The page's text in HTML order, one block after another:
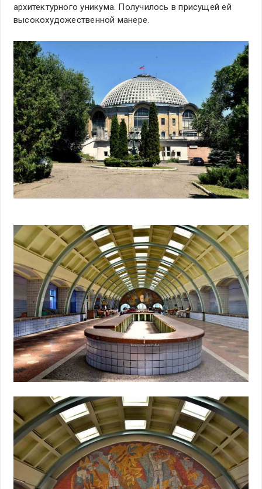
архитектурного уникума. Получилось в присущей ей
высокохудожественной манере.